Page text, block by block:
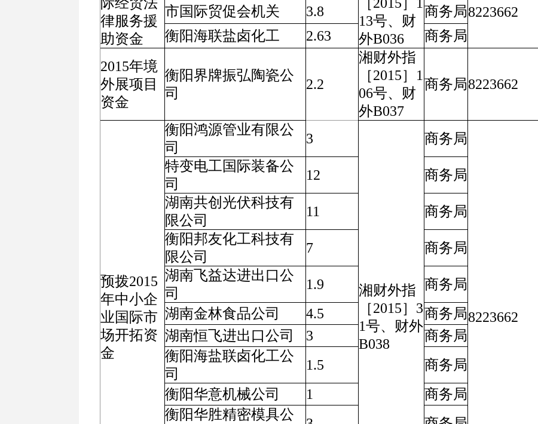
律服务援
助资金
13号、财
外B036
8223662
市国际贸促会机关 3.8
商务局
衡阳海联盐卤化工
2.63
商务局
2015年境
外展项目
资金
衡阳界牌振弘陶瓷公
司
2.2
湘财外指
［2015］1
06号、财
外B037
商务局8223662
预拨2015
年中小企
业国际市
场开拓资
金
衡阳鸿源管业有限公
司
3
湘财外指
［2015］3
1号、财外
B038
商务局
8223662
特变电工国际装备公
司
12
商务局
湖南共创光伏科技有
限公司
11
商务局
衡阳邦友化工科技有
限公司
7
商务局
湖南飞益达进出口公
司
1.9
商务局
湖南金林食品公司
4.5
商务局
湖南恒飞进出口公司
3
商务局
衡阳海盐联卤化工公
司
1.5
商务局
衡阳华意机械公司
1
商务局
衡阳华胜精密模具公